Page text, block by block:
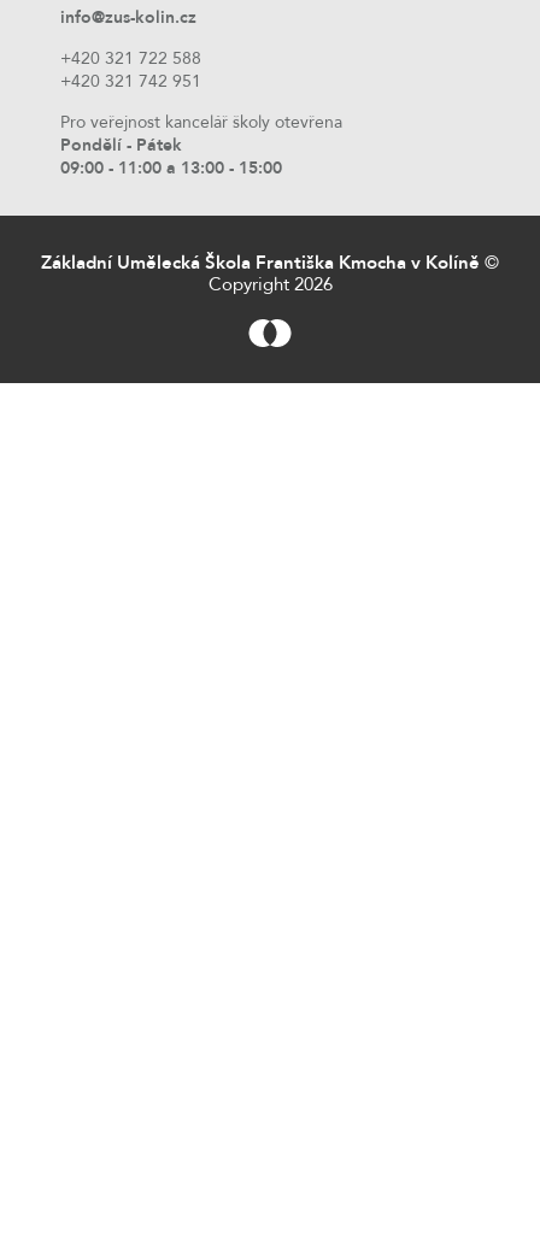
info@zus-kolin.cz
+420 321 722 588
+420 321 742 951
Pro veřejnost kancelář školy otevřena
Pondělí - Pátek
09:00 - 11:00 a 13:00 - 15:00
Základní Umělecká Škola Františka Kmocha v Kolíně ©
Copyright 2026